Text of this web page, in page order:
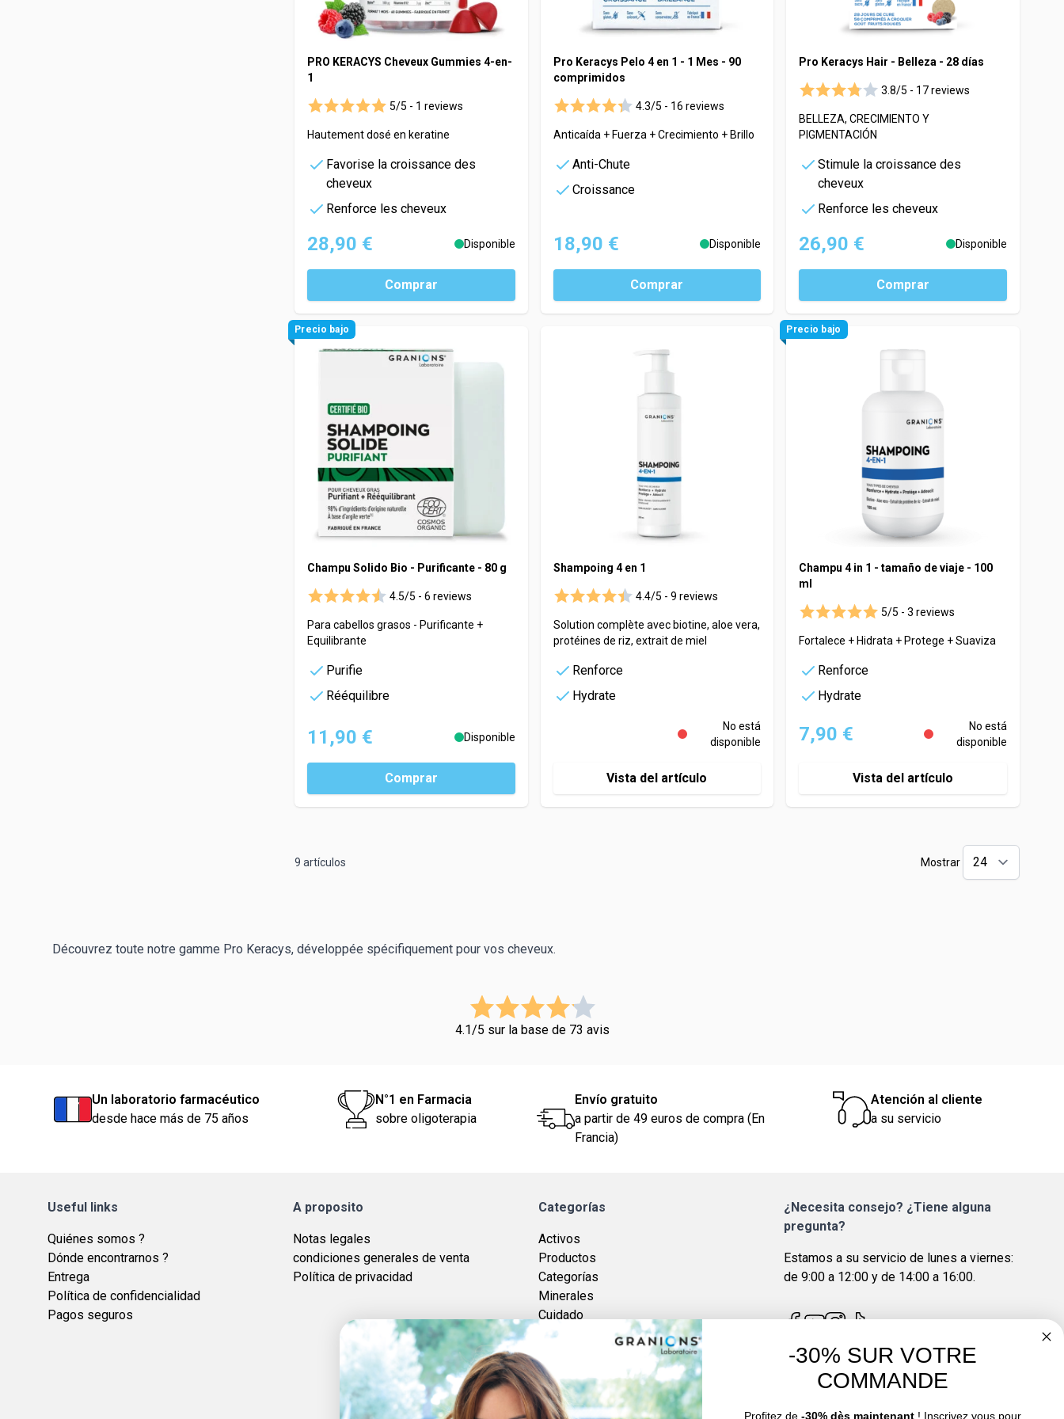
PRO KERACYS Cheveux Gummies 4-en-
1
5/5 - 1 reviews
Hautement dosé en keratine
Favorise la croissance des
cheveux
Renforce les cheveux
28,90 € Disponible
Comprar
Pro Keracys Pelo 4 en 1 - 1 Mes - 90
comprimidos
4.3/5 - 16 reviews
Anticaída + Fuerza + Crecimiento + Brillo
Anti-Chute
Croissance
18,90 € Disponible
Comprar
Pro Keracys Hair - Belleza - 28 días
3.8/5 - 17 reviews
BELLEZA, CRECIMIENTO Y
PIGMENTACIÓN
Stimule la croissance des
cheveux
Renforce les cheveux
26,90 € Disponible
Comprar
Precio bajo
Champu Solido Bio - Purificante - 80 g
4.5/5 - 6 reviews
Para cabellos grasos - Purificante +
Equilibrante
Purifie
Rééquilibre
11,90 € Disponible
Comprar
Shampoing 4 en 1
4.4/5 - 9 reviews
Solution complète avec biotine, aloe vera,
protéines de riz, extrait de miel
Renforce
Hydrate
No está
disponible
Vista del artículo
Precio bajo
Champu 4 in 1 - tamaño de viaje - 100
ml
5/5 - 3 reviews
Fortalece + Hidrata + Protege + Suaviza
Renforce
Hydrate
7,90 €
No está
disponible
Vista del artículo
9 artículos Mostrar
Découvrez toute notre gamme Pro Keracys, développée spécifiquement pour vos cheveux.
4.1/5 sur la base de 73 avis
Un laboratorio farmacéutico
desde hace más de 75 años
N°1 en Farmacia
sobre oligoterapia
Envío gratuito
a partir de 49 euros de compra (En
Francia)
Atención al cliente
a su servicio
Useful links
Quiénes somos ?
Dónde encontrarnos ?
Entrega
Política de confidencialidad
Pagos seguros
A proposito
Notas legales
condiciones generales de venta
Política de privacidad
Categorías
Activos
Productos
Categorías
Minerales
Cuidado
Marcas
Plantes
Descubrir Foucaud
¿Necesita consejo? ¿Tiene alguna
pregunta?
Estamos a su servicio de lunes a viernes:
de 9:00 a 12:00 y de 14:00 a 16:00.
4.7/5
-30% SUR VOTRE
COMMANDE
Profitez de-30% dès maintenant ! Inscrivez vous pour